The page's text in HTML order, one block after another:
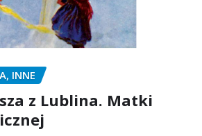
INNE
z Lublina. Matki